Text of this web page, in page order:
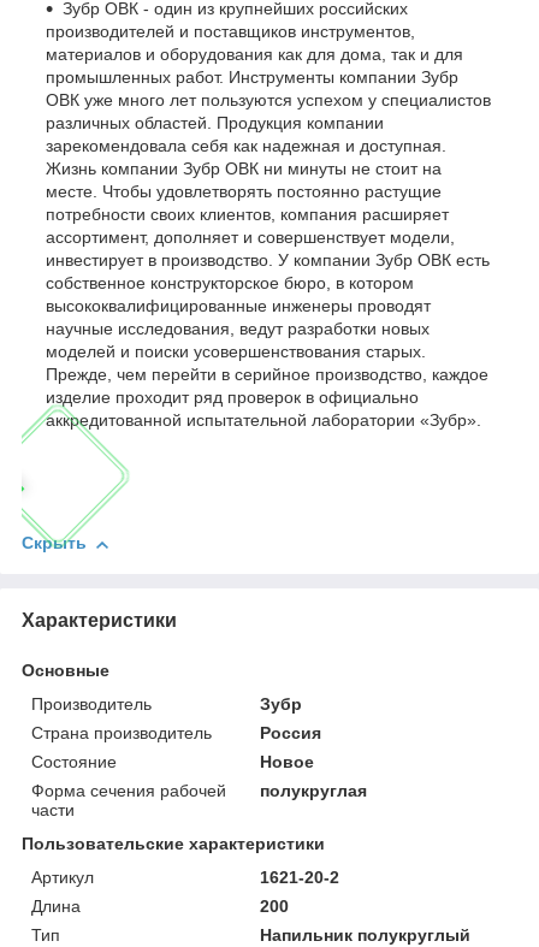
Зубр ОВК - один из крупнейших российских
производителей и поставщиков инструментов,
материалов и оборудования как для дома, так и для
промышленных работ. Инструменты компании Зубр
ОВК уже много лет пользуются успехом у специалистов
различных областей. Продукция компании
зарекомендовала себя как надежная и доступная.
Жизнь компании Зубр ОВК ни минуты не стоит на
месте. Чтобы удовлетворять постоянно растущие
потребности своих клиентов, компания расширяет
ассортимент, дополняет и совершенствует модели,
инвестирует в производство. У компании Зубр ОВК есть
собственное конструкторское бюро, в котором
высококвалифицированные инженеры проводят
научные исследования, ведут разработки новых
моделей и поиски усовершенствования старых.
Прежде, чем перейти в серийное производство, каждое
изделие проходит ряд проверок в официально
аккредитованной испытательной лаборатории «Зубр».
Скрыть
Характеристики
Основные
Производитель
Зубр
Страна производитель
Россия
Состояние
Новое
Форма сечения рабочей
части
полукруглая
Пользовательские характеристики
Артикул
1621-20-2
Длина
200
Тип
Напильник полукруглый